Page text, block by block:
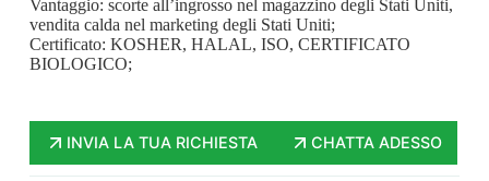
Vantaggio: scorte all’ingrosso nel magazzino degli Stati Uniti,
vendita calda nel marketing degli Stati Uniti;
Certificato: KOSHER, HALAL, ISO, CERTIFICATO
BIOLOGICO;
INVIA LA TUA RICHIESTA CHATTA ADESSO